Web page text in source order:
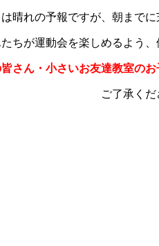
晴れの予報ですが、朝まで
ちが運動会を楽しめるよう
さん・小さいお友達教室の
ご了承くだ